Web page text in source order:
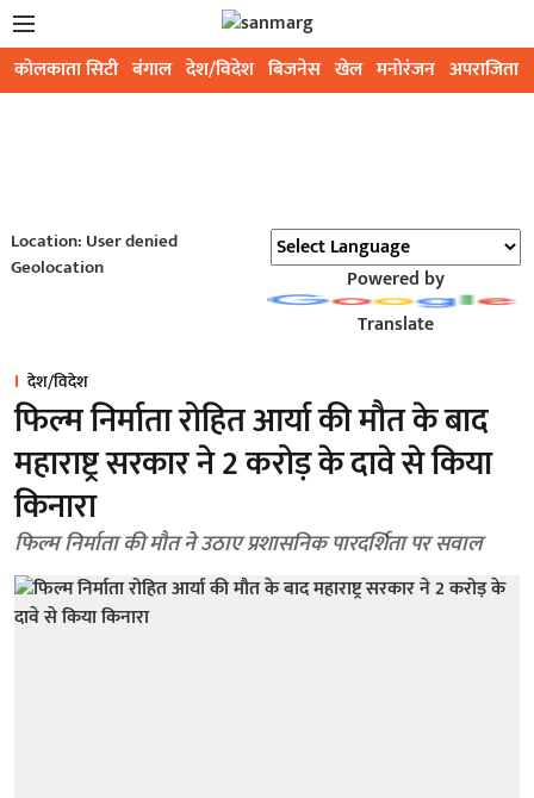
कोलकाता सिटी बंगाल देश/विदेश बिजनेस खेल मनोरंजन अपराजिता
Location: User denied
Geolocation
Powered by
Translate
देश/विदेश
फिल्म निर्माता रोहित आर्या की मौत के बाद
महाराष्ट्र सरकार ने 2 करोड़ के दावे से किया
किनारा
फिल्म निर्माता की मौत ने उठाए प्रशासनिक पारदर्शिता पर सवाल